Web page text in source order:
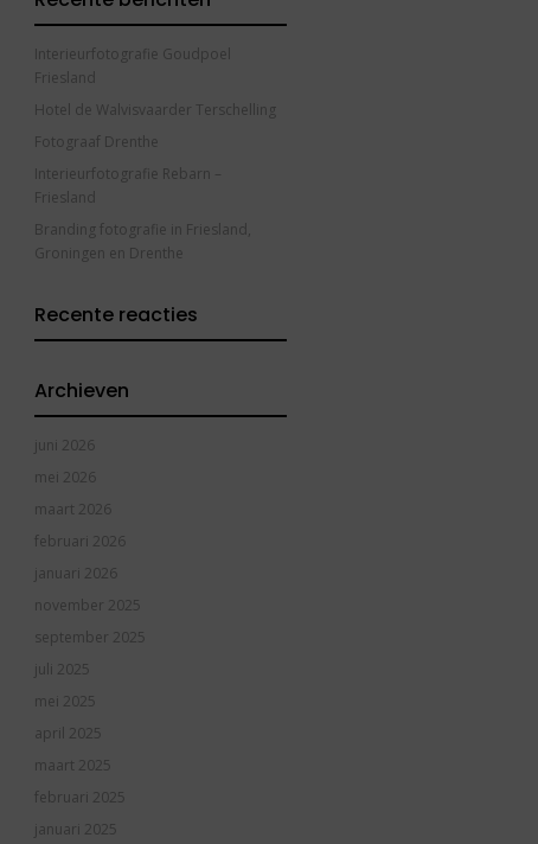
Interieurfotografie Goudpoel
Friesland
Hotel de Walvisvaarder Terschelling
Fotograaf Drenthe
Interieurfotografie Rebarn –
Friesland
Branding fotografie in Friesland,
Groningen en Drenthe
Recente reacties
Archieven
juni 2026
mei 2026
maart 2026
februari 2026
januari 2026
november 2025
september 2025
juli 2025
mei 2025
april 2025
maart 2025
februari 2025
januari 2025